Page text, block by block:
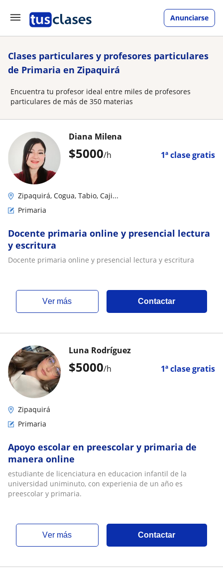
Anunciarse
Clases particulares y profesores particulares
de Primaria en Zipaquirá
Encuentra tu profesor ideal entre miles de profesores
particulares de más de 350 materias
$5000/h 1ª clase gratis
Diana Milena
Zipaquirá, Cogua, Tabio, Caji...
Primaria
Docente primaria online y presencial lectura
y escritura
Docente primaria online y presencial lectura y escritura
ver más Contactar
$5000/h 1ª clase gratis
Luna Rodríguez
Zipaquirá
Primaria
Apoyo escolar en preescolar y primaria de
manera online
estudiante de licenciatura en educacion infantil de la
universidad uniminuto, con experienia de un año es
preescolar y primaria.
ver más Contactar